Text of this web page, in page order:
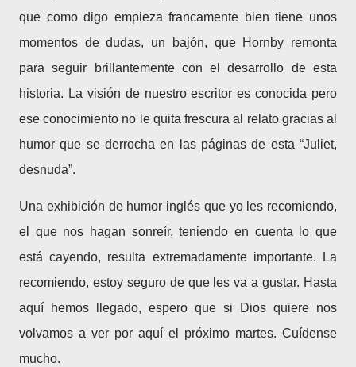
que como digo empieza francamente bien tiene unos
momentos de dudas, un bajón, que Hornby remonta
para seguir brillantemente con el desarrollo de esta
historia. La visión de nuestro escritor es conocida pero
ese conocimiento no le quita frescura al relato gracias al
humor que se derrocha en las páginas de esta “Juliet,
desnuda”.
Una exhibición de humor inglés que yo les recomiendo,
el que nos hagan sonreír, teniendo en cuenta lo que
está cayendo, resulta extremadamente importante. La
recomiendo, estoy seguro de que les va a gustar. Hasta
aquí hemos llegado, espero que si Dios quiere nos
volvamos a ver por aquí el próximo martes. Cuídense
mucho.